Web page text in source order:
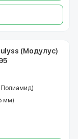
(Модулус)
мм)